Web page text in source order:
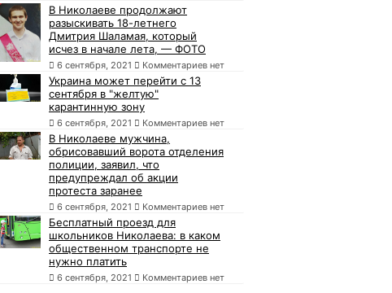
В Николаеве продолжают
разыскивать 18-летнего
Дмитрия Шаламая, который
исчез в начале лета, — ФОТО
6 сентября, 2021 Комментариев нет
Украина может перейти с 13
сентября в "желтую"
карантинную зону
6 сентября, 2021 Комментариев нет
В Николаеве мужчина,
обрисовавший ворота отделения
полиции, заявил, что
предупреждал об акции
протеста заранее
6 сентября, 2021 Комментариев нет
Бесплатный проезд для
школьников Николаева: в каком
общественном транспорте не
нужно платить
6 сентября, 2021 Комментариев нет